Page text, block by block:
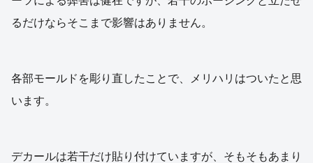
るだけならそこまで影響はありません。
各部モールドを彫り直したことで、メリハリはついたと思
います。
デカールは若干だけ貼り付けていますが、そもそもあまり